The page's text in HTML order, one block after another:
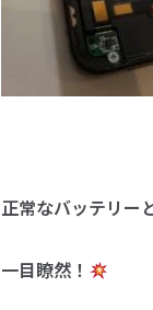
正常なバッテリー
一目瞭然！